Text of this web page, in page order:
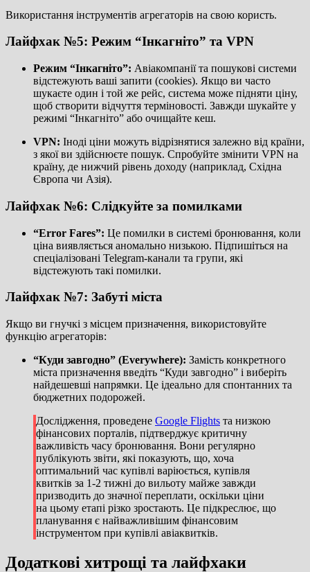
Використання інструментів агрегаторів на свою користь.
Лайфхак №5: Режим “Інкагніто” та VPN
Режим “Інкагніто”: Авіакомпанії та пошукові системи
відстежують ваші запити (cookies). Якщо ви часто
шукаєте один і той же рейс, система може підняти ціну,
щоб створити відчуття терміновості. Завжди шукайте у
режимі “Інкагніто” або очищайте кеш.
VPN: Іноді ціни можуть відрізнятися залежно від країни,
з якої ви здійснюєте пошук. Спробуйте змінити VPN на
країну, де нижчий рівень доходу (наприклад, Східна
Європа чи Азія).
Лайфхак №6: Слідкуйте за помилками
“Error Fares”: Це помилки в системі бронювання, коли
ціна виявляється аномально низькою. Підпишіться на
спеціалізовані Telegram-канали та групи, які
відстежують такі помилки.
Лайфхак №7: Забуті міста
Якщо ви гнучкі з місцем призначення, використовуйте
функцію агрегаторів:
“Куди завгодно” (Everywhere): Замість конкретного
міста призначення введіть “Куди завгодно” і виберіть
найдешевші напрямки. Це ідеально для спонтанних та
бюджетних подорожей.
Дослідження, проведене Google Flights та низкою
фінансових порталів, підтверджує критичну
важливість часу бронювання. Вони регулярно
публікують звіти, які показують, що, хоча
оптимальний час купівлі варіюється, купівля
квитків за 1-2 тижні до вильоту майже завжди
призводить до значної переплати, оскільки ціни
на цьому етапі різко зростають. Це підкреслює, що
планування є найважливішим фінансовим
інструментом при купівлі авіаквитків.
Додаткові хитрощі та лайфхаки